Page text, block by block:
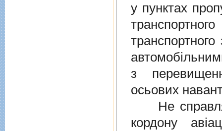
у пунктах
з
осьових
Не
кордону